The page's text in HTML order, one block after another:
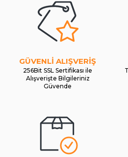
GÜVENLİ ALIŞVERİŞ
256Bit SSL Sertifikası ile
Alışverişte Bilgileriniz
Güvende